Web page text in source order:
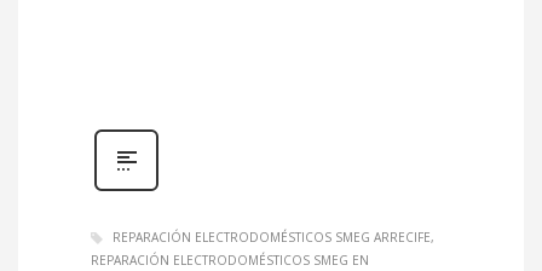
REPARACIÓN ELECTRODOMÉSTICOS SMEG ARRECIFE
REPARACIÓN ELECTRODOMÉSTICOS SMEG EN